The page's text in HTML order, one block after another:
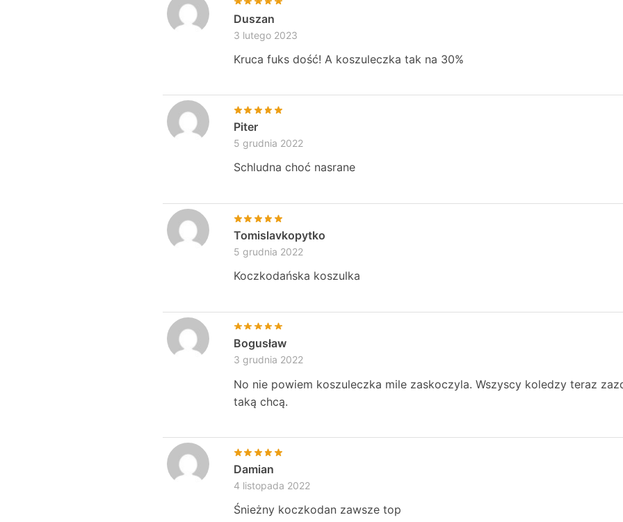
Duszan
3 lutego 2023
Kruca fuks dość! A koszuleczka tak na 30%
Piter
5 grudnia 2022
Schludna choć nasrane
Tomislavkopytko
5 grudnia 2022
Koczkodańska koszulka
Bogusław
3 grudnia 2022
No nie powiem koszuleczka mile zaskoczyla. Wszyscy koledzy teraz
taką chcą.
Damian
4 listopada 2022
Śnieżny koczkodan zawsze top